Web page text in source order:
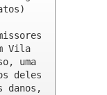
Vila
uma
deles
danos,